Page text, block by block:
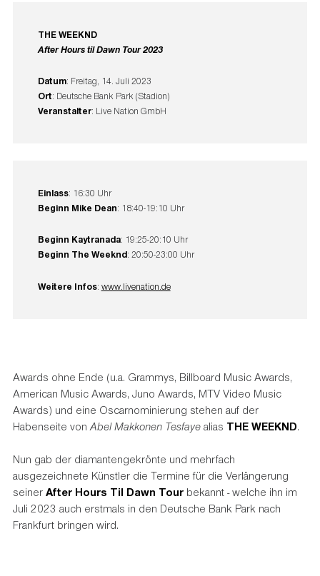
THE WEEKND
After Hours til Dawn Tour 2023
Datum: Freitag, 14. Juli 2023
Ort: Deutsche Bank Park (Stadion)
Veranstalter: Live Nation GmbH
Einlass: 16:30 Uhr
Beginn Mike Dean: 18:40-19:10 Uhr
Beginn Kaytranada: 19:25-20:10 Uhr
Beginn The Weeknd: 20:50-23:00 Uhr
Weitere Infos: www.livenation.de
Awards ohne Ende (u.a. Grammys, Billboard Music Awards,
American Music Awards, Juno Awards, MTV Video Music
Awards) und eine Oscarnominierung stehen auf der
Habenseite von Abel Makkonen Tesfaye alias THE WEEKND.
Nun gab der diamantengekrönte und mehrfach
ausgezeichnete Künstler die Termine für die Verlängerung
seiner After Hours Til Dawn Tour bekannt - welche ihn im
Juli 2023 auch erstmals in den Deutsche Bank Park nach
Frankfurt bringen wird.